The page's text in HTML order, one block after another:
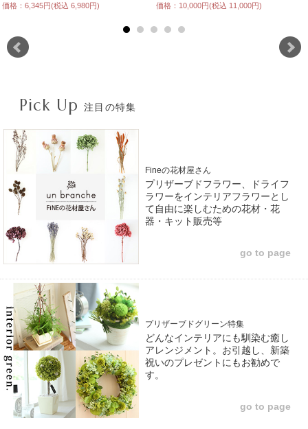
価格：6,345円(税込 6,980円) 価格：10,000円(税込 11,000円)